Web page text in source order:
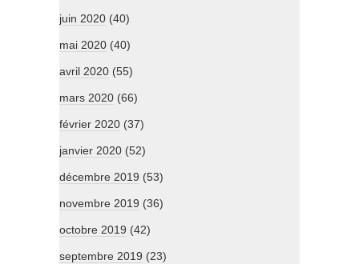
juin 2020 (40)
mai 2020 (40)
avril 2020 (55)
mars 2020 (66)
février 2020 (37)
janvier 2020 (52)
décembre 2019 (53)
novembre 2019 (36)
octobre 2019 (42)
septembre 2019 (23)